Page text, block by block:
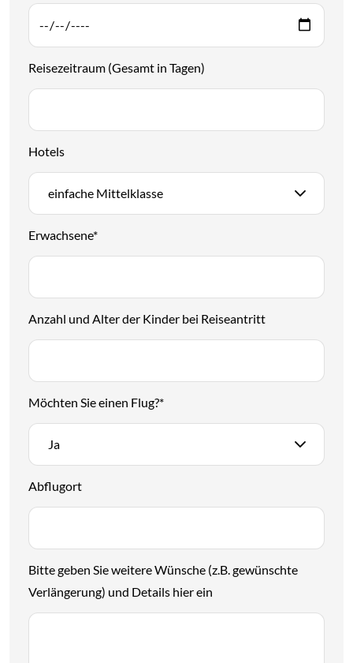
Reisezeitraum (Gesamt in Tagen)
Hotels
einfache Mittelklasse
Erwachsene*
Anzahl und Alter der Kinder bei Reiseantritt
Möchten Sie einen Flug?*
Ja
Abflugort
Bitte geben Sie weitere Wünsche (z.B. gewünschte
Verlängerung) und Details hier ein